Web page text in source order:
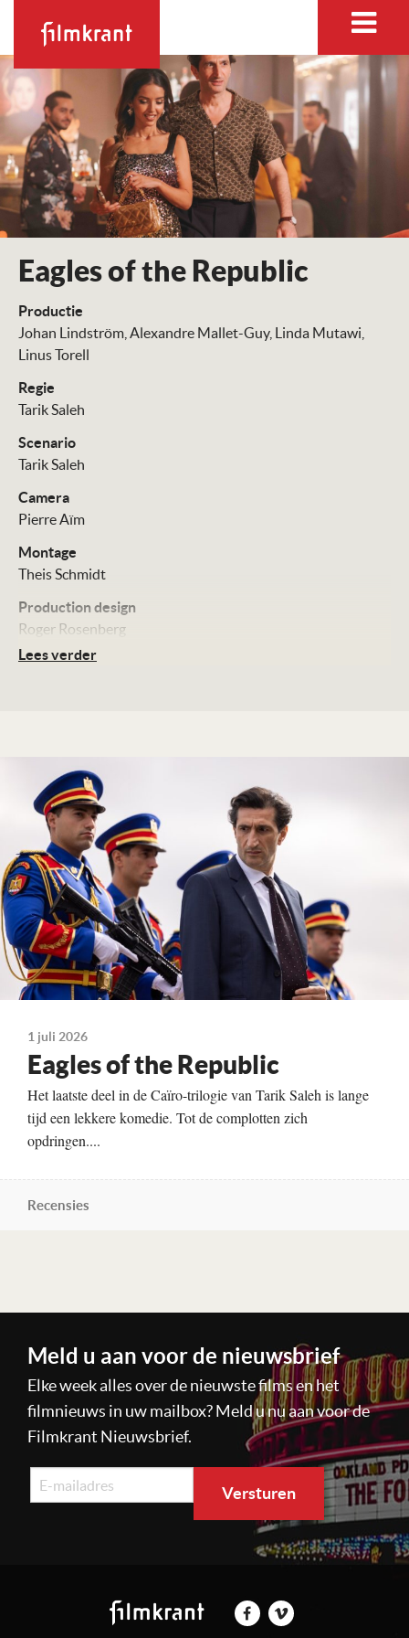
Eagles of the Republic
Productie
Johan Lindström Alexandre Mallet-Guy Linda Mutawi
Linus Torell
Regie
Tarik Saleh
Scenario
Tarik Saleh
Camera
Pierre Aïm
Montage
Theis Schmidt
Production design
Roger Rosenberg
Muziek
Distributie
Cinéart
Technische Details
Kleur, 129 minuten
Te zien vanaf
23-07-2026
Land
Zweden, Frankrijk, Denemarken, Finland, Duitsland, 2025
Lees verder
1 juli 2026
Eagles of the Republic
Het laatste deel in de Caïro-trilogie van Tarik Saleh is lange
tijd een lekkere komedie. Tot de complotten zich
opdringen....
Recensies
Meld u aan voor de nieuwsbrief
Elke week alles over de nieuwste films en het
filmnieuws in uw mailbox? Meld u nu aan voor de
Filmkrant Nieuwsbrief.